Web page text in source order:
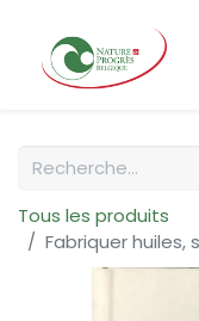
Tous les produits
Fabriquer huiles,